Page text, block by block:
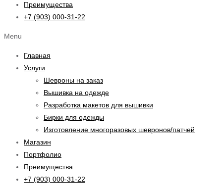
Преимущества
+7 (903) 000-31-22
Menu
Главная
Услуги
Шевроны на заказ
Вышивка на одежде
Разработка макетов для вышивки
Бирки для одежды
Изготовление многоразовых шевронов/патчей
Магазин
Портфолио
Преимущества
+7 (903) 000-31-22